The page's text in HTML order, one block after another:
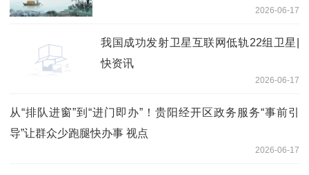
2026-06-17
我国成功发射卫星互联网低轨22组卫星|
快资讯
2026-06-17
从“排队进窗”到“进门即办”！贵阳经开区政务服务“事前引
导”让群众少跑腿快办事 视点
2026-06-17